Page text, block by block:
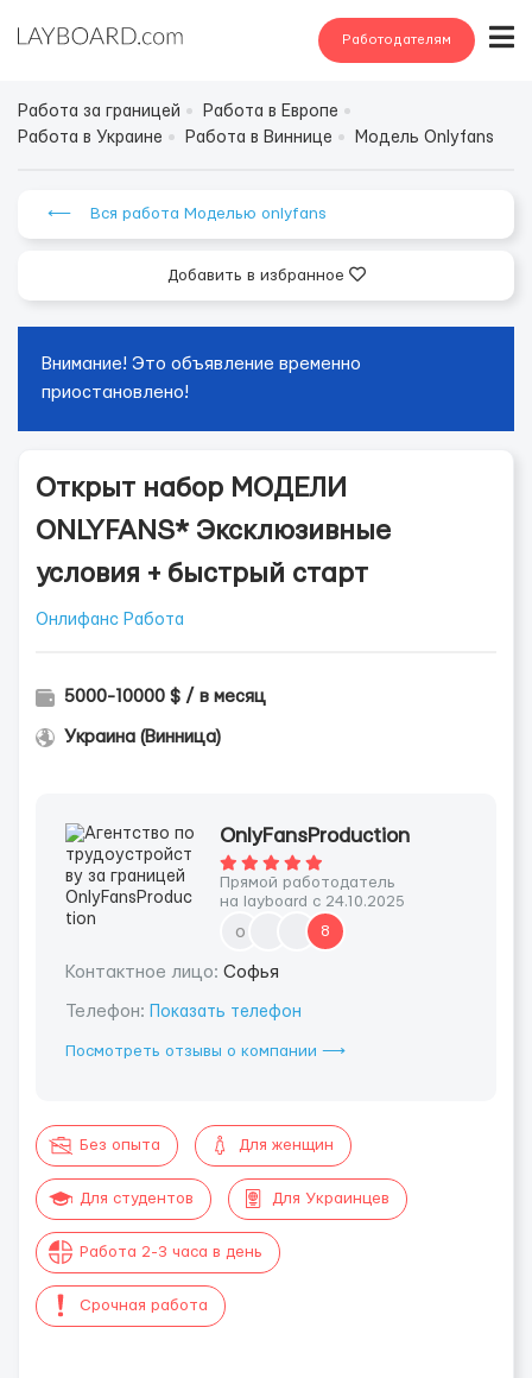
Работодателям
Работа за границей
Работа в Европе
Работа в Украине
Работа в Виннице Модель Onlyfans
⟵ Вся работа Моделью onlyfans
Добавить в избранное
Внимание! Это объявление временно
приостановлено!
Открыт набор МОДЕЛИ
ONLYFANS* Эксклюзивные
условия + быстрый старт
Онлифанс Работа
5000-10000 $ / в месяц
Украина (Винница)
OnlyFansProduction
Прямой работодатель
на layboard с 24.10.2025
o 8
Контактное лицо: Софья
Телефон: Показать телефон
Посмотреть отзывы о компании ⟶
Без опыта Для женщин
Для студентов Для Украинцев
Работа 2-3 часа в день
Срочная работа